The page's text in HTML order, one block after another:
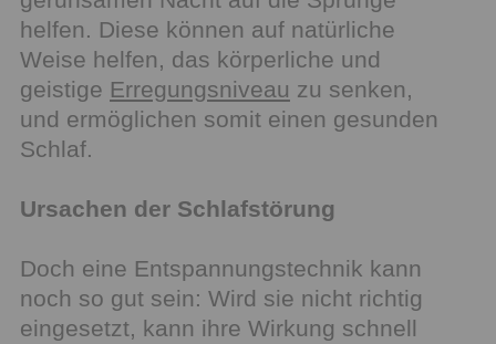
helfen. Diese können auf natürliche
Weise helfen, das körperliche und
geistige Erregungsniveau zu senken,
und ermöglichen somit einen gesunden
Schlaf.
Ursachen der Schlafstörung
Doch eine Entspannungstechnik kann
noch so gut sein: Wird sie nicht richtig
eingesetzt, kann ihre Wirkung schnell